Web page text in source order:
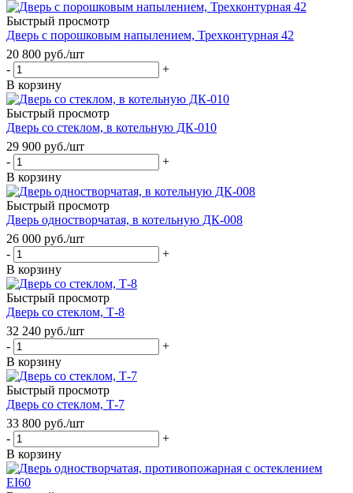
Быстрый просмотр
Дверь с порошковым напылением, Трехконтурная 42
20 800 руб./шт
-
+
В корзину
Быстрый просмотр
Дверь со стеклом, в котельную ДК-010
29 900 руб./шт
-
+
В корзину
Быстрый просмотр
Дверь одностворчатая, в котельную ДК-008
26 000 руб./шт
-
+
В корзину
Быстрый просмотр
Дверь со стеклом, Т-8
32 240 руб./шт
-
+
В корзину
Быстрый просмотр
Дверь со стеклом, Т-7
33 800 руб./шт
-
+
В корзину